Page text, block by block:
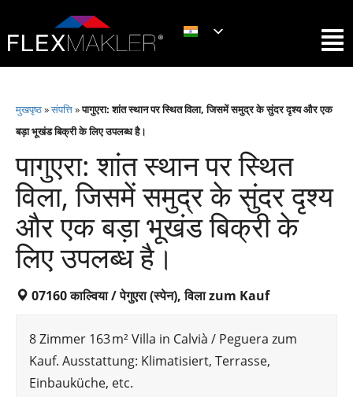
मुखपृष्ठ»संपत्ति»पागुएरा: शांत स्थान पर स्थित विला, जिसमें समुद्र के सुंदर दृश्य और एक
बड़ा भूखंड बिक्री के लिए उपलब्ध है।
पागुएरा: शांत स्थान पर स्थित
विला, जिसमें समुद्र के सुंदर दृश्य
और एक बड़ा भूखंड बिक्री के
लिए उपलब्ध है।
07160 काल्विया / पेगुएरा (स्पेन), विला zum Kauf
8 Zimmer 163 m² Villa in Calvià / Peguera zum
Kauf. Ausstattung: Klimatisiert, Terrasse,
Einbauküche, etc.